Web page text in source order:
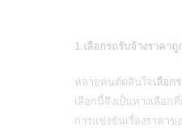
1.เลือกรถรับจ้างราคาถู
หลายคนตัดสินใจ เลือก
เลือกนี้จึงเป็นทางเลือ
การแข่งขันเรื่องราคา